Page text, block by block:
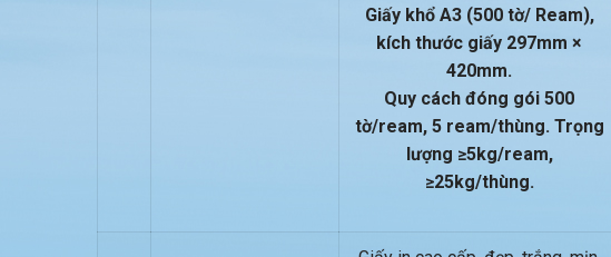
Giấy khổ A3 (500 tờ/ Ream),
kích thước giấy 297mm ×
420mm.
Quy cách đóng gói 500
tờ/ream, 5 ream/thùng. Trọng
lượng ≥5kg/ream,
≥25kg/thùng.